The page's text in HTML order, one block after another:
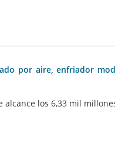
por aire, enfriador
los 6,33 mil